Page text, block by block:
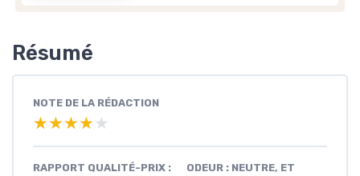
Résumé
NOTE DE LA RÉDACTION
★★★★★
★★★★★
RAPPORT QUALITÉ-PRIX :
ODEUR : NEUTRE, ET